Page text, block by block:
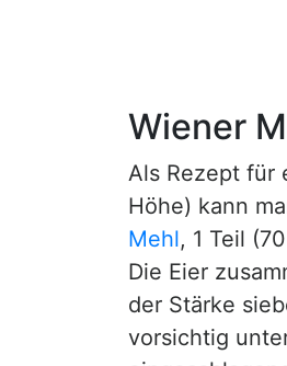
Wiener
Als Rezept für
Höhe) kann
Mehl, 1 Teil
Die Eier
der Stärke
vorsichtig